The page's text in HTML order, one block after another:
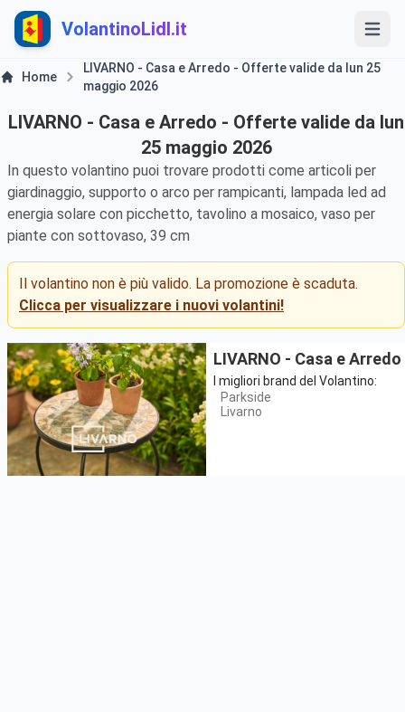
VolantinoLidl.it
Home
LIVARNO - Casa e Arredo - Offerte valide da lun 25
maggio 2026
LIVARNO - Casa e Arredo - Offerte valide da lun
25 maggio 2026
In questo volantino puoi trovare prodotti come articoli per
giardinaggio, supporto o arco per rampicanti, lampada led ad
energia solare con picchetto, tavolino a mosaico, vaso per
piante con sottovaso, 39 cm
Il volantino non è più valido. La promozione è scaduta.
Clicca per visualizzare i nuovi volantini!
LIVARNO - Casa e Arredo
I migliori brand del Volantino:
Parkside
Livarno